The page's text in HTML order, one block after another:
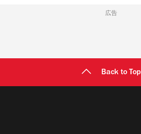
広告
Back to Top